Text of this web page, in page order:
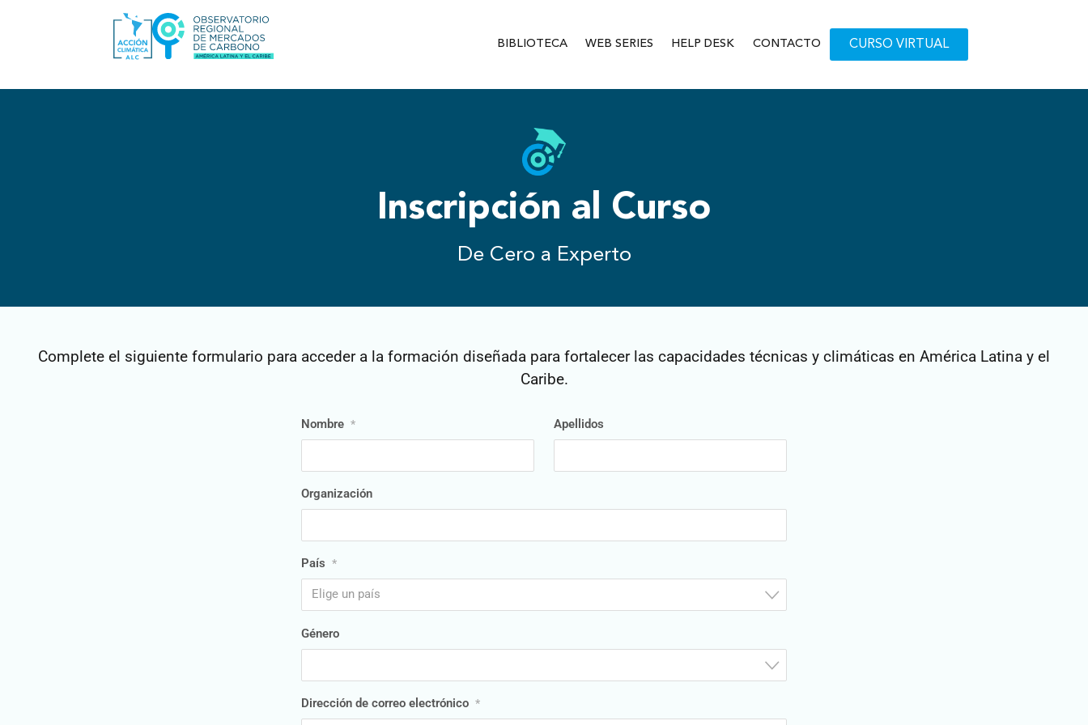
CURSO VIRTUAL
BIBLIOTECA WEB SERIES HELP DESK CONTACTO
Inscripción al Curso
De Cero a Experto
Complete el siguiente formulario para acceder a la formación diseñada para fortalecer las capacidades técnicas y climáticas en América Latina y el
Caribe.
Nombre * Apellidos
Organización
País *
Elige un país
Género
Dirección de correo electrónico *